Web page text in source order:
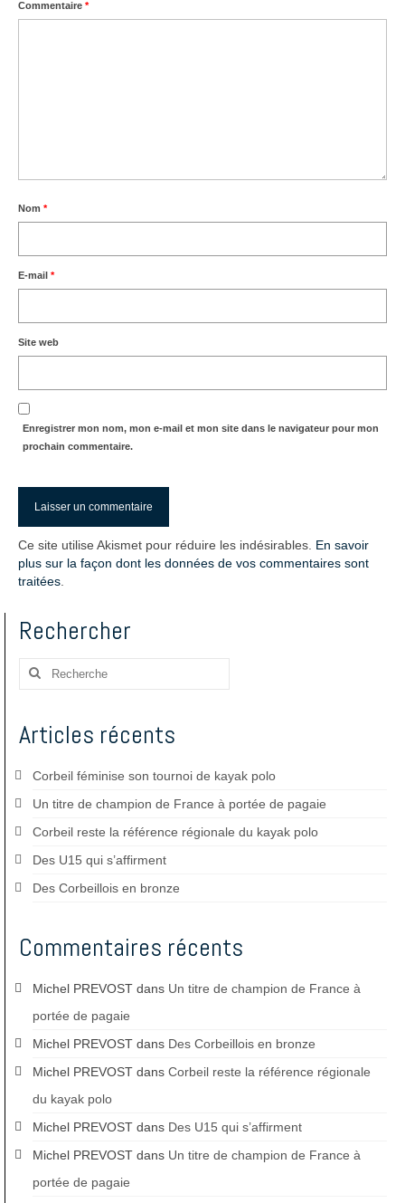
Commentaire *
Nom *
E-mail *
Site web
Enregistrer mon nom, mon e-mail et mon site dans le navigateur pour mon
prochain commentaire.
Ce site utilise Akismet pour réduire les indésirables. En savoir
plus sur la façon dont les données de vos commentaires sont
traitées
Rechercher
Rechercher
Articles récents
Corbeil féminise son tournoi de kayak polo
Un titre de champion de France à portée de pagaie
Corbeil reste la référence régionale du kayak polo
Des U15 qui s’affirment
Des Corbeillois en bronze
Commentaires récents
Michel PREVOST dans Un titre de champion de France à
portée de pagaie
Michel PREVOST dans Des Corbeillois en bronze
Michel PREVOST dans Corbeil reste la référence régionale
du kayak polo
Michel PREVOST dans Des U15 qui s’affirment
Michel PREVOST dans Un titre de champion de France à
portée de pagaie